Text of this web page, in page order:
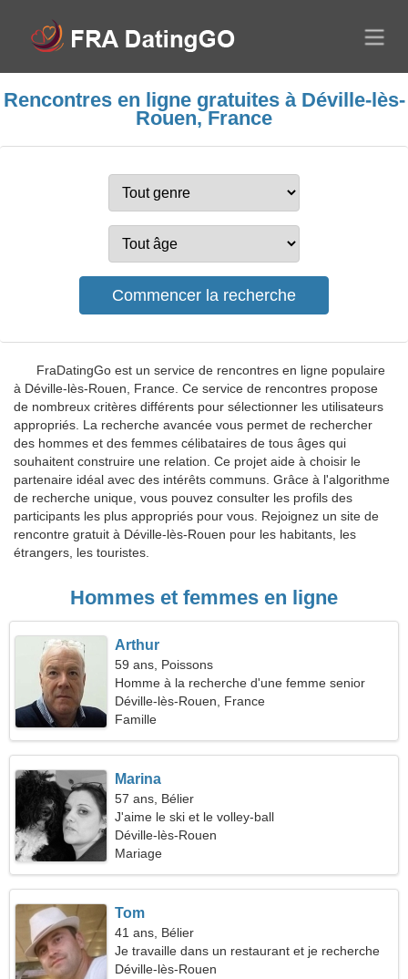
Rencontres en ligne gratuites à Déville-lès-
Rouen, France
FraDatingGo est un service de rencontres en ligne populaire
à Déville-lès-Rouen, France. Ce service de rencontres propose
de nombreux critères différents pour sélectionner les utilisateurs
appropriés. La recherche avancée vous permet de rechercher
des hommes et des femmes célibataires de tous âges qui
souhaitent construire une relation. Ce projet aide à choisir le
partenaire idéal avec des intérêts communs. Grâce à l'algorithme
de recherche unique, vous pouvez consulter les profils des
participants les plus appropriés pour vous. Rejoignez un site de
rencontre gratuit à Déville-lès-Rouen pour les habitants, les
étrangers, les touristes.
Hommes et femmes en ligne
Arthur
59 ans, Poissons
Homme à la recherche d'une femme senior
Déville-lès-Rouen, France
Famille
Marina
57 ans, Bélier
J'aime le ski et le volley-ball
Déville-lès-Rouen
Mariage
Tom
41 ans, Bélier
Je travaille dans un restaurant et je recherche
une femme exceptionnelle
Déville-lès-Rouen